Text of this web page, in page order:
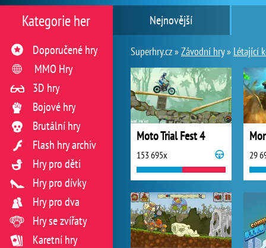
Nejnovější
Superhry.cz »Závodní hry» Létající
Moto Trial Fest 4
153 695x 29
Kategorie her
Doporučené hry
MMO Hry
3D hry
Bojové hry
Brutální hry
Flash hry archiv
Hry pro děti
Hry pro dívky
Hry pro dva
Hry se zvířaty
Karetní hry